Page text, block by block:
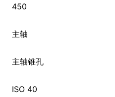
450
主轴
主轴锥孔
ISO 40